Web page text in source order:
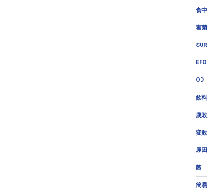
食中
毒菌
SUR
EFO
OD
飲料
腐敗
変敗
原因
菌
簡易